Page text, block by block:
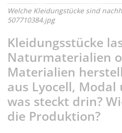
Welche Kleidungstücke sind
507710384.jpg
Kleidungsstücke
Naturmaterialien
Materialien
aus Lyocell, Modal
was steckt drin?
die Produktion?